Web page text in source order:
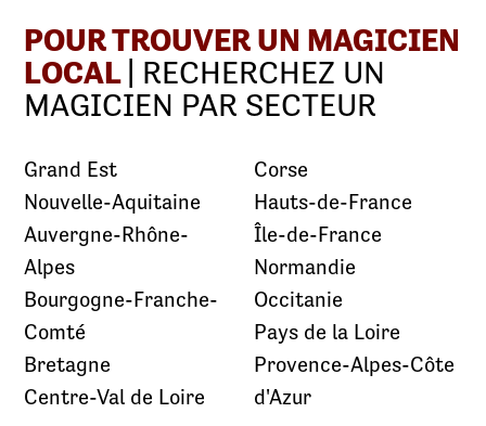
POUR TROUVER UN MAGICIEN
LOCAL | RECHERCHEZ UN
MAGICIEN PAR SECTEUR
Grand Est
Nouvelle-Aquitaine
Auvergne-Rhône-
Alpes
Bourgogne-Franche-
Comté
Bretagne
Centre-Val de Loire
Corse
Hauts-de-France
Île-de-France
Normandie
Occitanie
Pays de la Loire
Provence-Alpes-Côte
d'Azur